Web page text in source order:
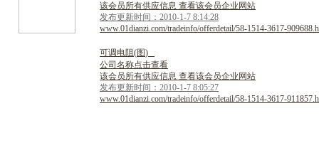
该会员所有供应信息 查看该会员企业网站
发布更新时间：2010-1-7 8:14:28
www.01dianzi.com/tradeinfo/offerdetail/58-1514-3617-
可调 电阻 (图)
公司名称点击查看
该会员所有供应信息 查看该会员企业网站
发布更新时间：2010-1-7 8:05:27
www.01dianzi.com/tradeinfo/offerdetail/58-1514-3617-